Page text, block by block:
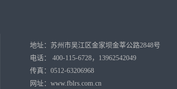
地址：苏州市吴江区金家坝金莘公路2848号
电话： 400-115-6728，13962542049
传真：0512-63206968
网址：www.fblrs.com.cn